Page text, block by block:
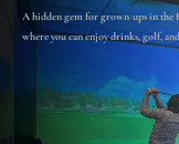
A hidden gem for grown-ups in the
where you can enjoy drinks, golf,